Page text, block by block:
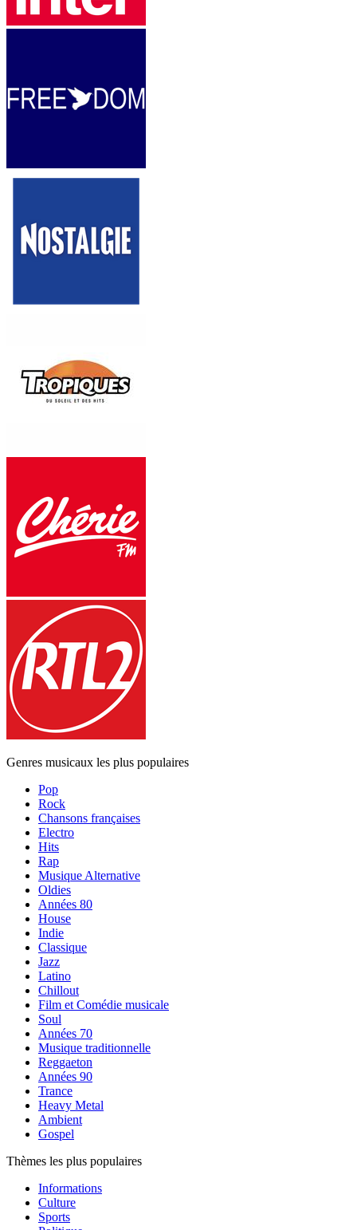
Genres musicaux les plus populaires
Pop
Rock
Chansons françaises
Electro
Hits
Rap
Musique Alternative
Oldies
Années 80
House
Indie
Classique
Jazz
Latino
Chillout
Film et Comédie musicale
Soul
Années 70
Musique traditionnelle
Reggaeton
Années 90
Trance
Heavy Metal
Ambient
Gospel
Thèmes les plus populaires
Informations
Culture
Sports